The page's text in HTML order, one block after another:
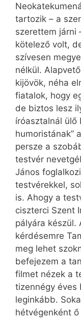
tartozik – a
szerettem járni
kötelező volt,
szívesen
nélkül.
kijövök, néha
fiatalok, hogy
de biztos lesz
íróasztalnál ülő
humoristának”
persze a
testvér
János
testvérekkel,
is. Ahogy a
ciszterci Szent
pályára készül.
kérdésemre
meg lehet
befejezem a
filmet nézek a
tizennégy éves
leginkább.
hétvégenként